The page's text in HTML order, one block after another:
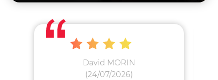
David MORIN
(24/07/2026)